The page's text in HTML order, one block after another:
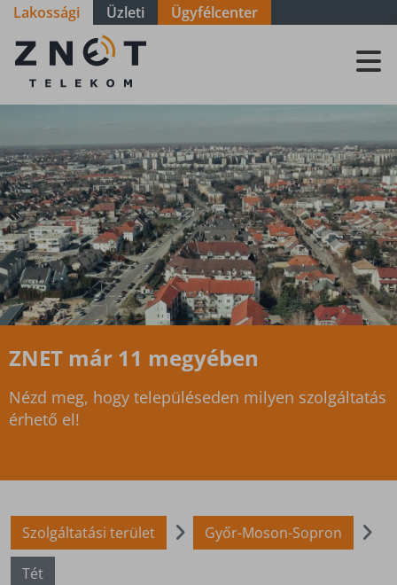
Lakossági Üzleti Ügyfélcenter
Szolgáltatási
terület -
Győr-Moson-
ZNET már 11 megyében
Nézd meg, hogy településeden milyen szolgáltatás
érhető el!
Szolgáltatási terület Győr-Moson-Sopron
Tét